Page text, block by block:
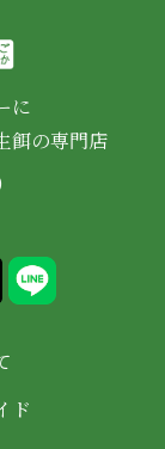
に
餌の専門店
ド